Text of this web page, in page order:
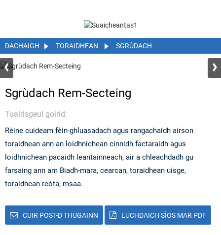
DACHAIGH TORAIDHEAN SGRÙDACH
Sgrùdach Rem-Secteing
Tuairisgeul goirid:
Rèine cuideam fèin-ghluasadach agus rangachaidh airson
toraidhean ann an loidhnichean cinnidh factaraidh agus
loidhnichean pacaidh leantainneach, air a chleachdadh gu
farsaing ann am Biadh-mara, cearcan, toraidhean uisge,
toraidhean reòta, msaa.
CUIR POST-D THUGAINN LUCHDAICH SÌOS MAR PDF